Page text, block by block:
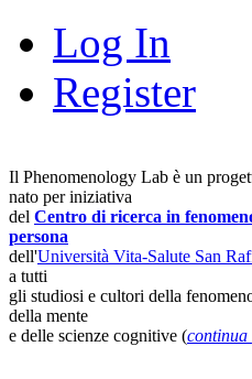
Log In
Register
Il Phenomenology Lab è un
nato per iniziativa
del Centro di ricerca in
persona
dell'Università Vita-Salute San
a tutti
gli studiosi e cultori della
della mente
e delle scienze cognitive (continua